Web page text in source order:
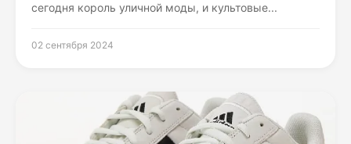
сегодня король уличной моды, и культовые...
02 сентября 2024